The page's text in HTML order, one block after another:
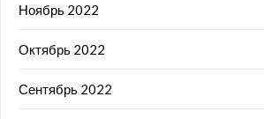
Ноябрь 2022
Октябрь 2022
Сентябрь 2022